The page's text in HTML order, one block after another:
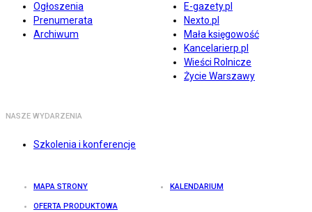
Ogłoszenia
Prenumerata
Archiwum
E-gazety.pl
Nexto.pl
Mała księgowość
Kancelarierp.pl
Wieści Rolnicze
Życie Warszawy
NASZE WYDARZENIA
Szkolenia i konferencje
MAPA STRONY KALENDARIUM
OFERTA PRODUKTOWA